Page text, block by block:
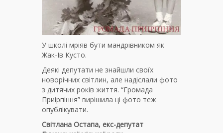
У школі мріяв бути мандрівником як
Жак-Ів Кусто.
Деякі депутати не знайшли своїх
новорічних світлин, але надіслали фото
з дитячих років життя. “Громада
Приірпіння” вирішила ці фото теж
опублікувати.
Світлана Остапа, екс-депутат